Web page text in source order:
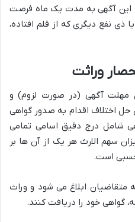
این آگهی به مدت یک ماه فرصت
نفع دیگری که از قلم افتاده،
مهلت آگهی (در صورت لزوم) و
حل اختلاف اقدام به صدور گواهی
شامل درج دقیق اسامی تمامی
سهم الارث هر یک از آن ها بر
حسبی است.
متقاضیان ابلاغ می شود و وراث
گواهی خود را دریافت کنند.